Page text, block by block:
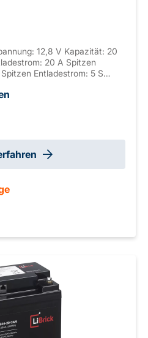
12,8 V Kapazität: 20
20 A Spitzen
Entladestrom: 5 S
max. 10 Abmaße: